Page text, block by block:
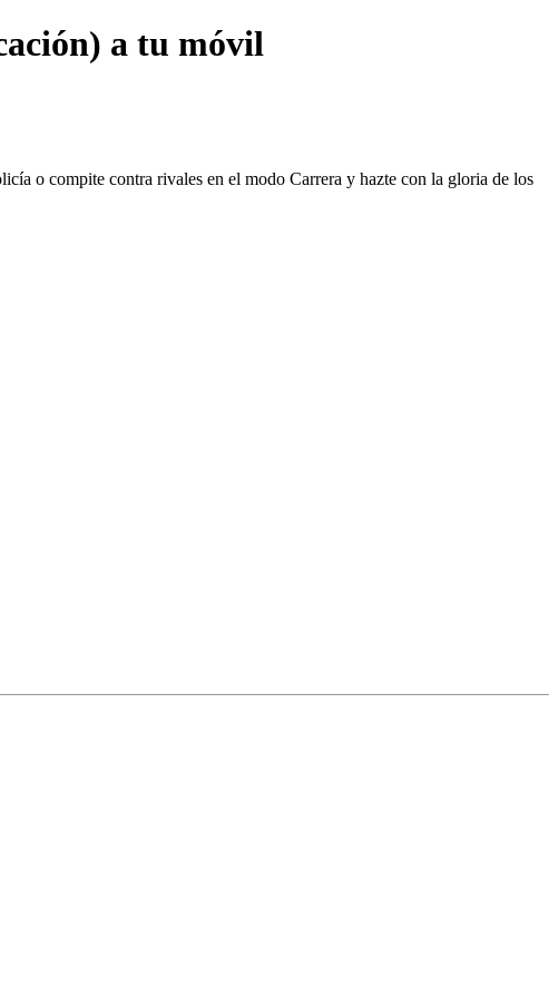
a tu móvil
o compite contra rivales en el modo Carrera y hazte con la gloria de los